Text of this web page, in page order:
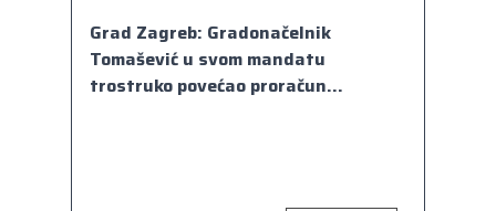
Grad Zagreb: Gradonačelnik
Tomašević u svom mandatu
trostruko povećao proračun...